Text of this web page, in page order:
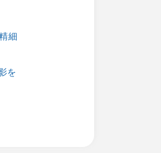
細
を